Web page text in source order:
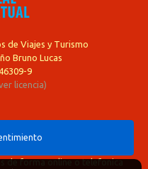
de Viajes y Turismo
Bruno Lucas
9
licencia)
de forma online o telefonica